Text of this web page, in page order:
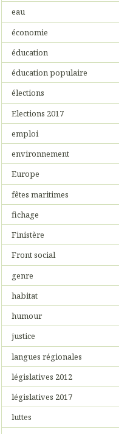
eau
économie
éducation
éducation populaire
élections
Elections 2017
emploi
environnement
Europe
fêtes maritimes
fichage
Finistère
Front social
genre
habitat
humour
justice
langues régionales
législatives 2012
législatives 2017
luttes